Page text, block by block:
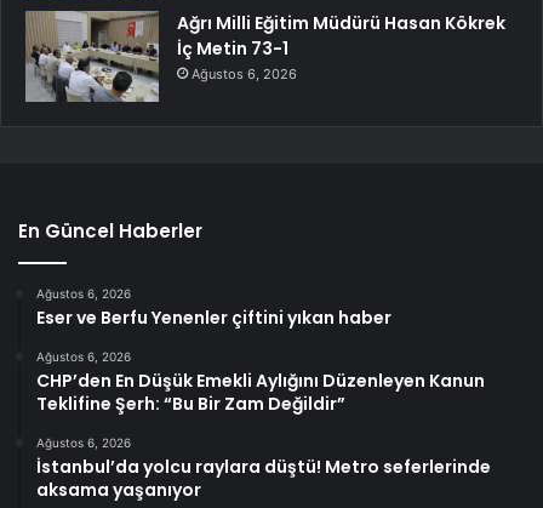
Ağrı Milli Eğitim Müdürü Hasan Kökrek
İç Metin 73-1
Ağustos 6, 2026
En Güncel Haberler
Ağustos 6, 2026
Eser ve Berfu Yenenler çiftini yıkan haber
Ağustos 6, 2026
CHP’den En Düşük Emekli Aylığını Düzenleyen Kanun
Teklifine Şerh: “Bu Bir Zam Değildir”
Ağustos 6, 2026
İstanbul’da yolcu raylara düştü! Metro seferlerinde
aksama yaşanıyor